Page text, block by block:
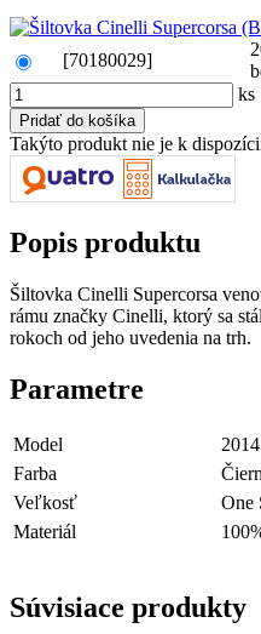
[70180029]
ks
Takýto produkt nie je k
Popis produktu
Šiltovka Cinelli Supercorsa
rámu značky Cinelli, ktorý sa
rokoch od jeho uvedenia na trh.
Parametre
Model
2014
Farba
Veľkosť
One
Materiál
Súvisiace produkty